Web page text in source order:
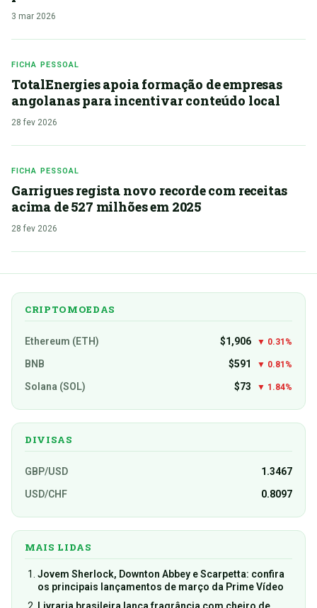
3 mar 2026
FICHA PESSOAL
TotalEnergies apoia formação de empresas
angolanas para incentivar conteúdo local
28 fev 2026
FICHA PESSOAL
Garrigues regista novo recorde com receitas
acima de 527 milhões em 2025
28 fev 2026
CRIPTOMOEDAS
Ethereum (ETH) $1,906 ▼ 0.31%
BNB $591 ▼ 0.81%
Solana (SOL) $73 ▼ 1.84%
DIVISAS
GBP/USD
1.3467
USD/CHF
0.8097
MAIS LIDAS
Jovem Sherlock, Downton Abbey e Scarpetta: confira
os principais lançamentos de março da Prime Vídeo